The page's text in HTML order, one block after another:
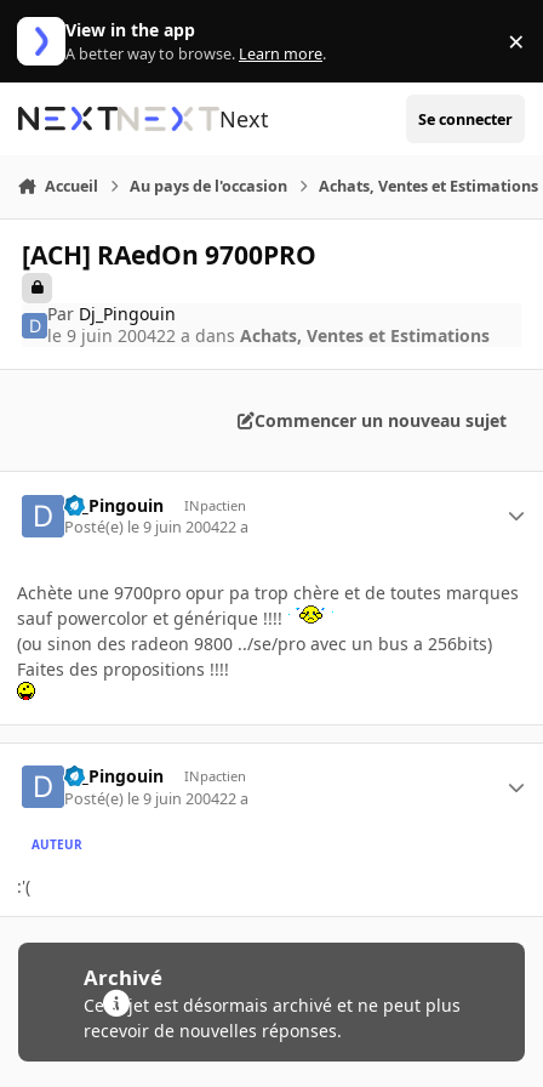
Aller au contenu
View in the app
A better way to browse. Learn more. ×
Next Se connecter
Accueil Au pays de l'occasion Achats, Ventes et Estimations
[ACH] RAedOn 9700PRO
Par Dj_Pingouin
le 9 juin 200422 a dansAchats, Ventes et Estimations
Commencer un nouveau sujet
Dj_Pingouin INpactien
Posté(e) le 9 juin 200422 a
Achète une 9700pro opur pa trop chère et de toutes marques
sauf powercolor et générique !!!!
(ou sinon des radeon 9800 ../se/pro avec un bus a 256bits)
Faites des propositions !!!!
Dj_Pingouin INpactien
Posté(e) le 9 juin 200422 a
AUTEUR
:'(
Archivé
Ce sujet est désormais archivé et ne peut plus
recevoir de nouvelles réponses.